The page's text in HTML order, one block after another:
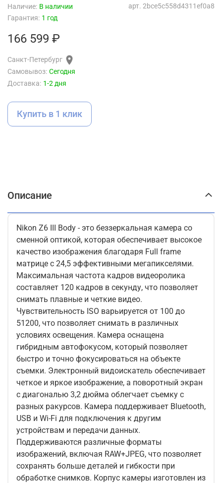
арт. 2bce5c558d4311ef0a8
Наличие: В наличии
Гарантия: 1 год
166 599 ₽
Санкт-Петербург
Самовывоз: Сегодня
Доставка: 1-2 дня
Купить в 1 клик
Описание
Nikon Z6 III Body - это беззеркальная камера со
сменной оптикой, которая обеспечивает высокое
качество изображения благодаря Full frame
матрице с 24,5 эффективными мегапикселями.
Максимальная частота кадров видеоролика
составляет 120 кадров в секунду, что позволяет
снимать плавные и четкие видео.
Чувствительность ISO варьируется от 100 до
51200, что позволяет снимать в различных
условиях освещения. Камера оснащена
гибридным автофокусом, который позволяет
быстро и точно фокусироваться на объекте
съемки. Электронный видоискатель обеспечивает
четкое и яркое изображение, а поворотный экран
с диагональю 3,2 дюйма облегчает съемку с
разных ракурсов. Камера поддерживает Bluetooth,
USB и Wi-Fi для подключения к другим
устройствам и передачи данных.
Поддерживаются различные форматы
изображений, включая RAW+JPEG, что позволяет
сохранять больше деталей и гибкости при
обработке снимков. Корпус камеры изготовлен из